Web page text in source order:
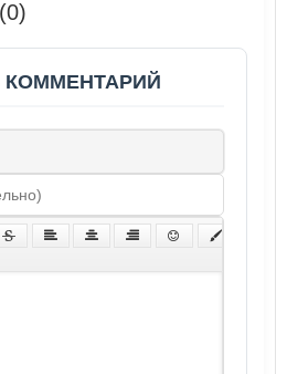
КОММЕНТАРИЙ